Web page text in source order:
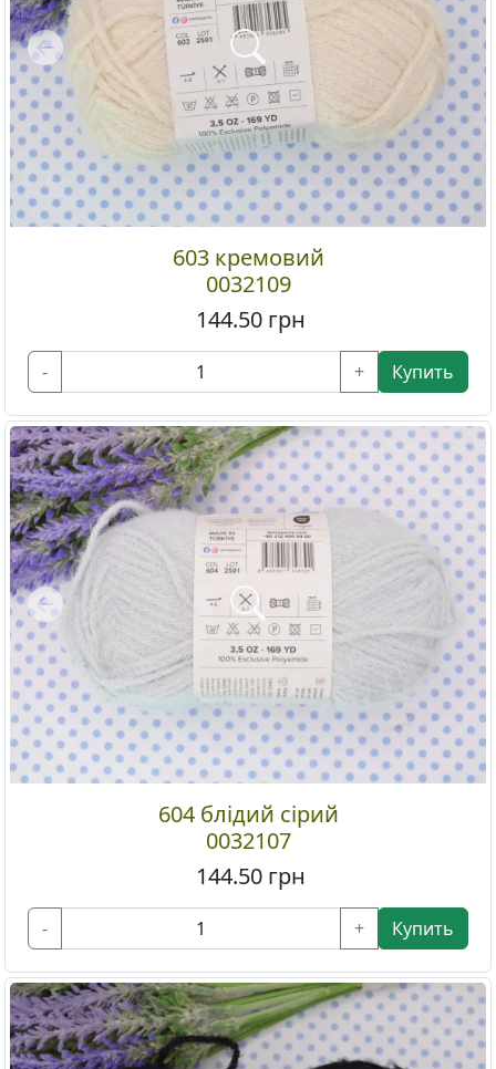
Previous
603 кремовий
0032109
144.50 грн
- + Купить
Previous
604 блідий сірий
0032107
144.50 грн
- + Купить